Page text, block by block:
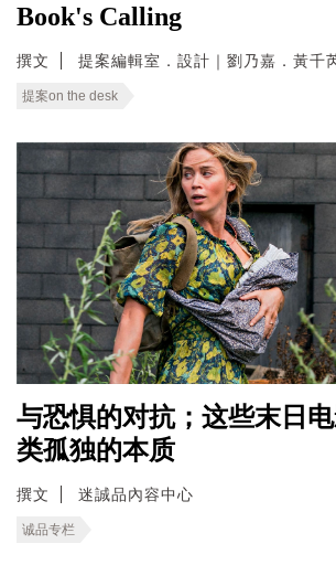
Book's Calling
撰文 提案編輯室．設計｜劉乃嘉．黃千
提案on the desk
与恐惧的对抗；这些末日
类孤独的本质
撰文 迷誠品內容中心
诚品专栏